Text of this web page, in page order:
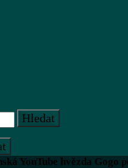
YouTube hvězda